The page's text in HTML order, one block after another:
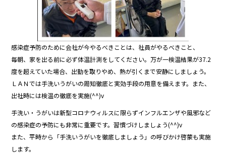
感染症予防のために会社が今やるべきことは、社員がやるべきこと、
毎朝、家を出る前に必ず体温計測をしてください。万が一検温結果が37.2
度を超えていた場合、出勤を取りやめ、熱が引くまで安静にしましょう。
ＬＡＮでは手洗いうがいの周知徹底と実効手段の用意を備えます。また、
出社時には検温の徹底を実施(^^)v
手洗い・うがいは新型コロナウィルスに限らずインフルエンザや風邪など
の感染症の予防にも非常に重要です。習慣づけしましょう(^^)v
また、平時から「手洗いうがいを徹底しましょう」の呼びかけ啓蒙も実施
します。